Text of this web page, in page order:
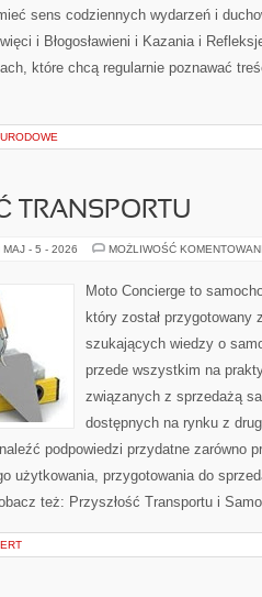
sens codziennych wydarzeń i
i Błogosławieni i Kazania i
które chcą regularnie poznawać
TRANSPORTU
MAJ - 5 - 2026 MOŻLIWOŚĆ
Moto Concierge to
który został przygotowany
szukających wiedzy o
przede wszystkim na
związanych z sprzedażą
dostępnych na rynku z
podpowiedzi przydatne zarówno
użytkowania, przygotowania do
też: Przyszłość Transportu i